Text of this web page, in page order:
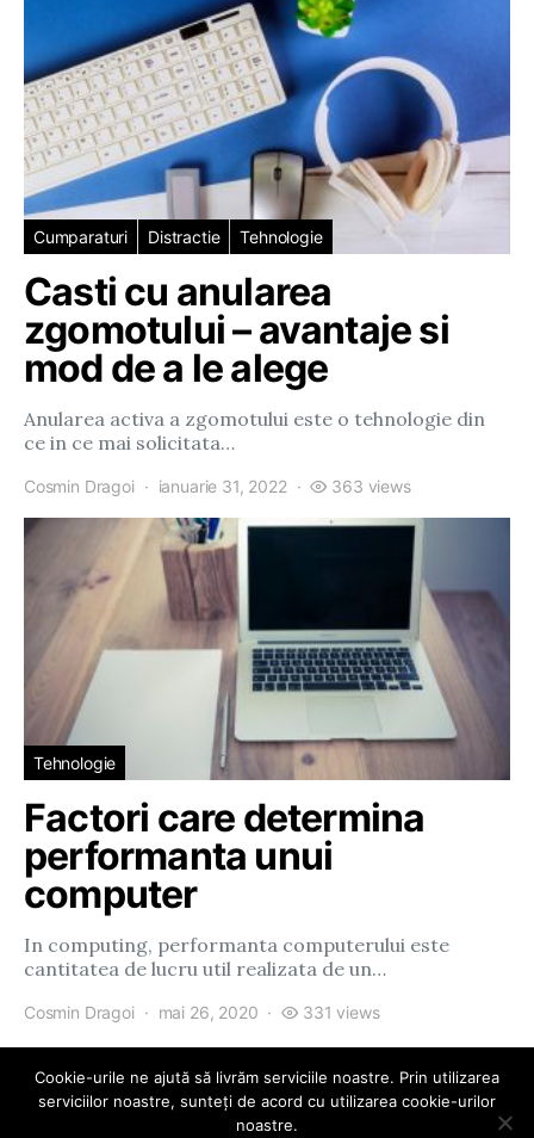
Cumparaturi Distractie Tehnologie
Casti cu anularea
zgomotului – avantaje si
mod de a le alege
Anularea activa a zgomotului este o tehnologie din
ce in ce mai solicitata…
Cosmin Dragoi ianuarie 31, 2022 363 views
Tehnologie
Factori care determina
performanta unui
computer
In computing, performanta computerului este
cantitatea de lucru util realizata de un…
Cosmin Dragoi mai 26, 2020 331 views
Cookie-urile ne ajută să livrăm serviciile noastre. Prin utilizarea
serviciilor noastre, sunteți de acord cu utilizarea cookie-urilor
noastre.